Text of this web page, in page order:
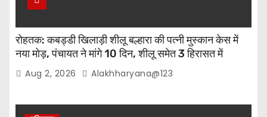
रोहतक: कबड्डी खिलाड़ी शीलू बल्हारा की पत्नी मुस्कान केस में
नया मोड़, पंचायत ने मांगे 10 दिन, शीलू समेत 3 हिरासत में
Aug 2, 2026 Alakhharyana@123